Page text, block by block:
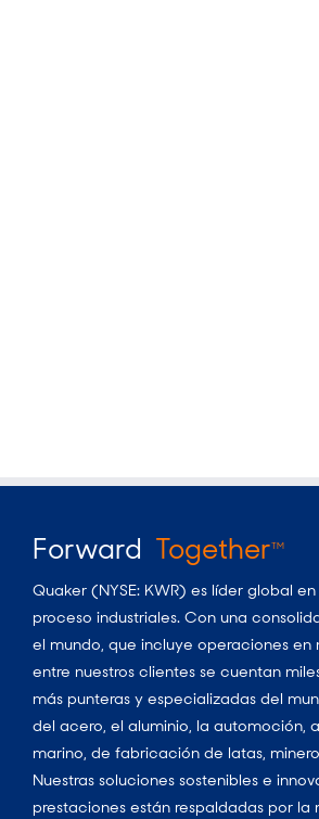
Forward TogetherTM
Quaker (NYSE: KWR) es líder global
proceso industriales. Con una
el mundo, que incluye operaciones en
entre nuestros clientes se cuentan
más punteras y especializadas del
del acero, el aluminio, la automoción,
marino, de fabricación de latas,
Nuestras soluciones sostenibles e
prestaciones están respaldadas por